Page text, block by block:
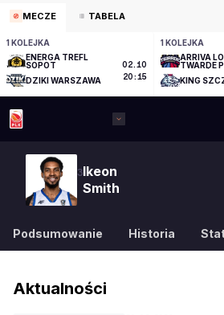
MECZE TABELA
1 KOLEJKA
ENERGA TREFL
SOPOT
DZIKI WARSZAWA
02.10
20:15
1 KOLEJKA
ARRIVA
TWARDE
KING
3Ikeon
Smith
Podsumowanie Historia
Aktualności